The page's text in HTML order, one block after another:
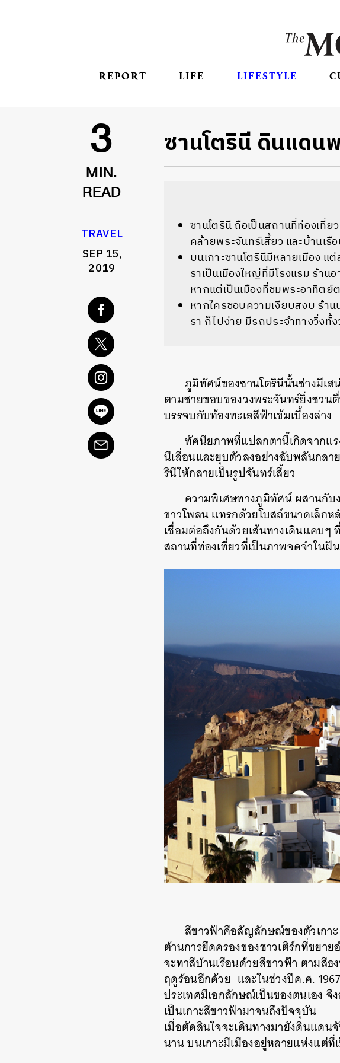
REPORT LIFE LIFESTYLE
3
MIN.
READ
TRAVEL
SEP 15,
2019
ซานโตรินี ดินแดน
ซานโตรินี ถือเป็นสถานที่ท่องเที่
คล้ายพระจันทร์เสี้ยว และบ้านเ
บนเกาะซานโตรินีมีหลายเมือง แ
ราเป็นเมืองใหญ่ที่มีโรงแรม ร้าน
หากแต่เป็นเมืองที่ชมพระอาทิต
หากใครชอบความเงียบสงบ ร้า
รา ก็ไปง่าย มีรถประจำทางวิ่งทั้
ภูมิทัศน์ของซานโตรินีนั้นช่างมีเส
ตามชายขอบของวงพระจันทร์ยิ่งชวน
บรรจบกับท้องทะเลสีฟ้าเข้มเบื้องล่าง
ทัศนียภาพที่แปลกตานี้เกิดจากแร
นีเลื่อนและยุบตัวลงอย่างฉับพลันกลา
รินีให้กลายเป็นรูปจันทร์เสี้ยว
ความพิเศษทางภูมิทัศน์ ผสานกับ
ขาวโพลน แทรกด้วยโบสถ์ขนาดเล็ก
เชื่อมต่อถึงกันด้วยเส้นทางเดินแคบๆ
สถานที่ท่องเที่ยวที่เป็นภาพจดจำในฝั
สีขาวฟ้าคือสัญลักษณ์ของตัวเกา
ต้านการยึดครองของชาวเติร์กที่ขยา
จะทาสีบ้านเรือนด้วยสีขาวฟ้า ตามสีธ
ฤดูร้อนอีกด้วย และในช่วงปีค.ศ.
ประเทศมีเอกลักษณ์เป็นของตนเอง
เป็นเกาะสีขาวฟ้ามาจนถึงปัจจุบัน
เมื่อตัดสินใจจะเดินทางมายังดินแดน
นาน บนเกาะมีเมืองอยู่หลายแห่งแต่